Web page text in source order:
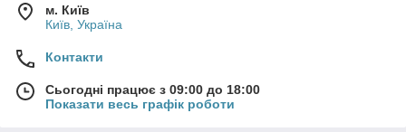
м. Київ
Київ, Україна
Контакти
Сьогодні працює з 09:00 до 18:00
Показати весь графік роботи